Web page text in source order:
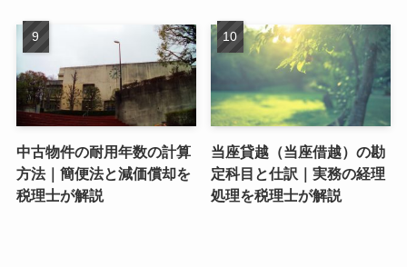
中古物件の耐用年数の計算
方法｜簡便法と減価償却を
税理士が解説
当座貸越（当座借越）の勘
定科目と仕訳｜実務の経理
処理を税理士が解説